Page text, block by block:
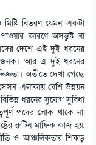
মিষ্টি বিতরণ যেমন একটা
কারণে অসন্তুষ্ট বা
দেশে এই দুই ধরনের
আর এ দুই ধরনের
অতীতে দেখা গেছে,
এলাকায় বেশি উন্নয়ন
ধরনের সুযোগ সুবিধা
পদের লোক থাকে না,
রুটিন মাফিক কাজ হয়,
ও আঞ্চলিকতার শিকড়